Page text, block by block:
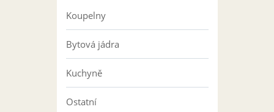
Koupelny
Bytová jádra
Kuchyně
Ostatní